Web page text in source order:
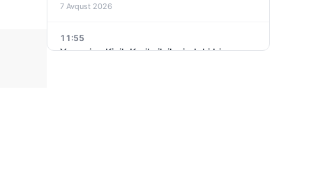
7 Avqust 2026
11:55
Yaponiya Kiçik Kuril silsiləsindəki bir